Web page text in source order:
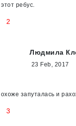
ребус.
2
Людмила
23 Feb, 2017
запуталась и
3